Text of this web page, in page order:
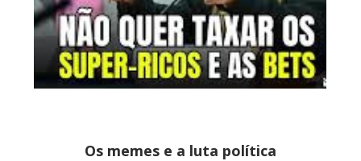
Os memes e a luta política